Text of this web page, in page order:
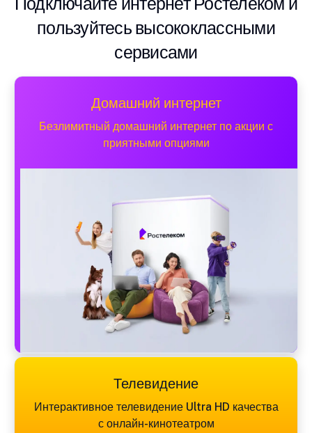
пользуйтесь высококлассными
сервисами
Домашний интернет
Безлимитный домашний интернет по акции с
приятными опциями
Телевидение
Интерактивное телевидение Ultra HD качества
с онлайн-кинотеатром